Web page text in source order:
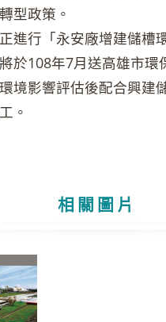
型政策。
進行「永安廠增建儲槽
於108年7月送高雄市環
境影響評估後配合興建
。
相關圖片